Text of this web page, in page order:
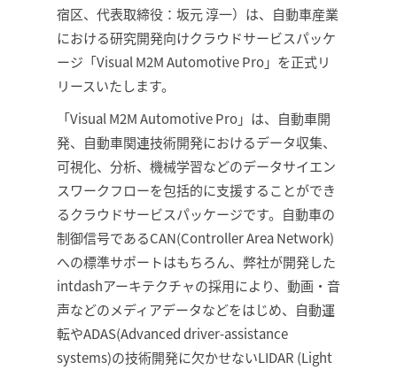
宿区、代表取締役：坂元 淳一）は、自動車産業
における研究開発向けクラウドサービスパッケ
ージ「Visual M2M Automotive Pro」を正式リ
リースいたします。
「Visual M2M Automotive Pro」は、自動車開
発、自動車関連技術開発におけるデータ収集、
可視化、分析、機械学習などのデータサイエン
スワークフローを包括的に支援することができ
るクラウドサービスパッケージです。自動車の
制御信号であるCAN(Controller Area Network)
への標準サポートはもちろん、弊社が開発した
intdashアーキテクチャの採用により、動画・音
声などのメディアデータなどをはじめ、自動運
転やADAS(Advanced driver-assistance
systems)の技術開発に欠かせないLIDAR (Light